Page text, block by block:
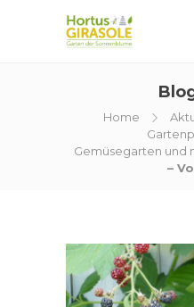
Home
Gemüsegarten und
–